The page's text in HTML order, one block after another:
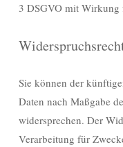
3 DSGVO mit
Sie können der
Daten nach Maßgabe
widersprechen. Der
Verarbeitung für